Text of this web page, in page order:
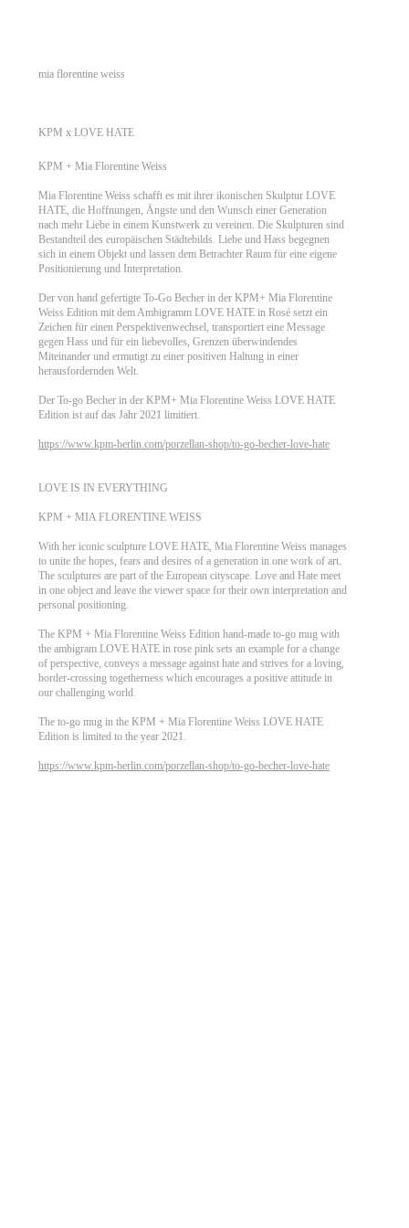
mia florentine weiss
KPM x LOVE HATE
KPM + Mia Florentine Weiss
Mia Florentine Weiss schafft es mit ihrer ikonischen Skulptur LOVE
HATE, die Hoffnungen, Ängste und den Wunsch einer Generation
nach mehr Liebe in einem Kunstwerk zu vereinen. Die Skulpturen sind
Bestandteil des europäischen Städtebilds. Liebe und Hass begegnen
sich in einem Objekt und lassen dem Betrachter Raum für eine eigene
Positionierung und Interpretation.
Der von hand gefertigte To-Go Becher in der KPM+ Mia Florentine
Weiss Edition mit dem Ambigramm LOVE HATE in Rosé setzt ein
Zeichen für einen Perspektivenwechsel, transportiert eine Message
gegen Hass und für ein liebevolles, Grenzen überwindendes
Miteinander und ermutigt zu einer positiven Haltung in einer
herausfordernden Welt.
Der To-go Becher in der KPM+ Mia Florentine Weiss LOVE HATE
Edition ist auf das Jahr 2021 limitiert.
https://www.kpm-berlin.com/porzellan-shop/to-go-becher-love-hate
LOVE IS IN EVERYTHING
KPM + MIA FLORENTINE WEISS
With her iconic sculpture LOVE HATE, Mia Florentine Weiss manages
to unite the hopes, fears and desires of a generation in one work of art.
The sculptures are part of the European cityscape. Love and Hate meet
in one object and leave the viewer space for their own interpretation and
personal positioning.
The KPM + Mia Florentine Weiss Edition hand-made to-go mug with
the ambigram LOVE HATE in rose pink sets an example for a change
of perspective, conveys a message against hate and strives for a loving,
border-crossing togetherness which encourages a positive attitude in
our challenging world.
The to-go mug in the KPM + Mia Florentine Weiss LOVE HATE
Edition is limited to the year 2021.
https://www.kpm-berlin.com/porzellan-shop/to-go-becher-love-hate